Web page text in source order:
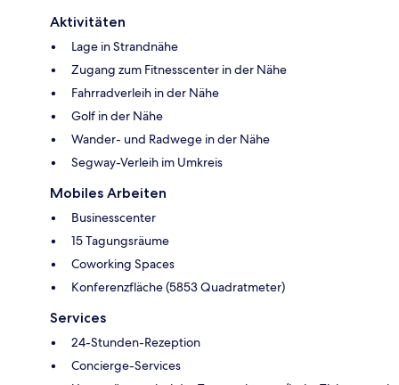
Aktivitäten
Lage in Strandnähe
Zugang zum Fitnesscenter in der Nähe
Fahrradverleih in der Nähe
Golf in der Nähe
Wander- und Radwege in der Nähe
Segway-Verleih im Umkreis
Mobiles Arbeiten
Businesscenter
15 Tagungsräume
Coworking Spaces
Konferenzfläche (5853 Quadratmeter)
Services
24-Stunden-Rezeption
Concierge-Services